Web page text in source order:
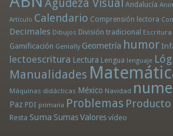
Agudeza Visual Andalucía
Artículo Calendario Comprensión lectora
Decimales Dibujos División tradicional Escritura
Gamificación Genially Geometría humor
lectoescritura Lectura Lengua lenguaje
Manualidades
Máquinas didácticas México Navidad
Paz PDI primaria Problemas Producto
Resta Suma Sumas Valores vídeo